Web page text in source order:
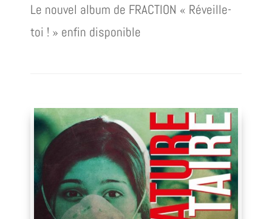
Le nouvel album de FRACTION « Réveille-
toi ! » enfin disponible